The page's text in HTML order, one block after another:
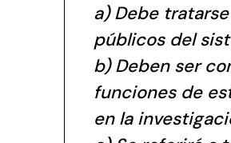
a) Debe
públicos del
b) Deben ser
funciones de
en la